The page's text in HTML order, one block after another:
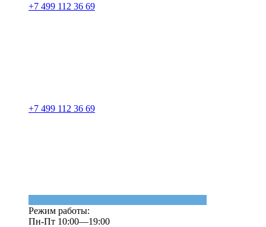
+7 499 112 36 69
+7 499 112 36 69
Режим работы:
Пн-Пт 10:00—19:00